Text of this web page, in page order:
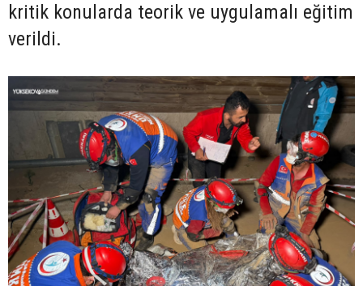
kritik konularda teorik ve uygulamalı eğitim
verildi.